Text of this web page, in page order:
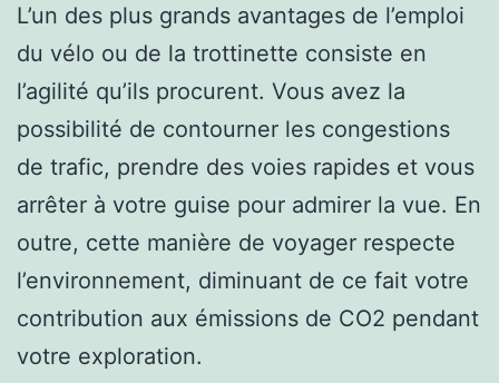
L’un des plus grands avantages de l’emploi
du vélo ou de la trottinette consiste en
l’agilité qu’ils procurent. Vous avez la
possibilité de contourner les congestions
de trafic, prendre des voies rapides et vous
arrêter à votre guise pour admirer la vue. En
outre, cette manière de voyager respecte
l’environnement, diminuant de ce fait votre
contribution aux émissions de CO2 pendant
votre exploration.